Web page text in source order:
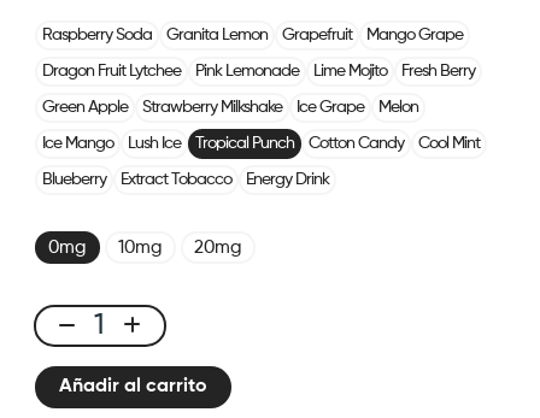
Raspberry Soda Granita Lemon Grapefruit Mango Grape
Dragon Fruit Lytchee Pink Lemonade Lime Mojito Fresh Berry
Green Apple Strawberry Milkshake Ice Grape Melon
Ice Mango Lush Ice Tropical Punch Cotton Candy Cool Mint
Blueberry Extract Tobacco Energy Drink
0mg 10mg 20mg
X-
Bar
650Añadir al carrito